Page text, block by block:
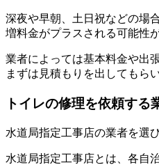
深夜や早朝、土日祝などの場
増料金がプラスされる可能性
業者によっては基本料金や出
まずは見積もりを出してもら
トイレの修理を依頼する
水道局指定工事店の業者を選
水道局指定工事店とは、各自